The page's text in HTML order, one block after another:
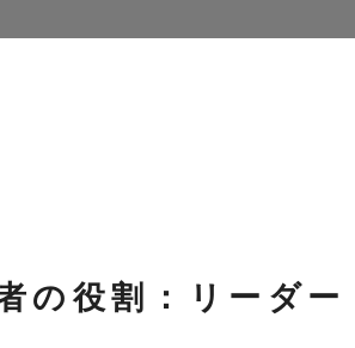
の役割：リーダー